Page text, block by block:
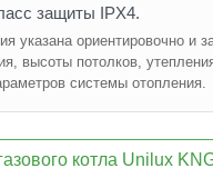
защиты IPX4.
указана ориентировочно и
высоты потолков,
системы отопления.
котла Unilux